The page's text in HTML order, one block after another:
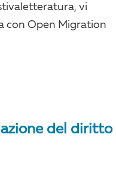
vi
con Open Migration
del diritto